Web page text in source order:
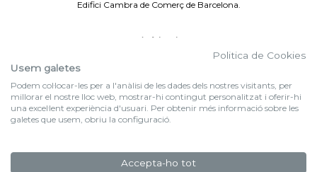
Edifici Cambra de Comerç de Barcelona.
Avís legal
By 100X100NET
f (NEWSLETTER)
Politica de Cookies
Usem galetes
Podem col·locar-les per a l'anàlisi de les dades dels nostres visitants, per
millorar el nostre lloc web, mostrar-hi contingut personalitzat i oferir-hi
una excel·lent experiència d'usuari. Per obtenir més informació sobre les
galetes que usem, obriu la configuració.
Accepta-ho tot